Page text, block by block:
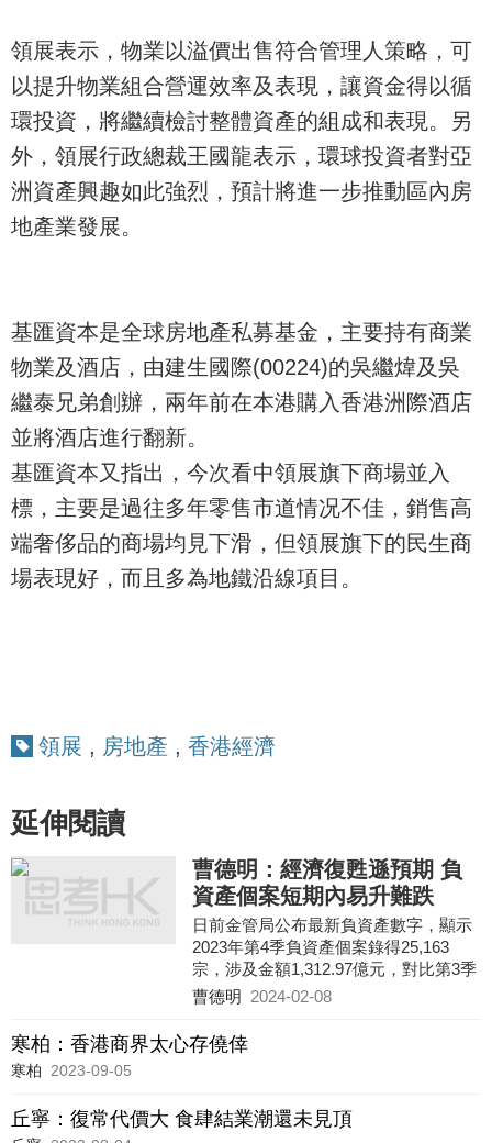
領展表示，物業以溢價出售符合管理人策略，可
以提升物業組合營運效率及表現，讓資金得以循
環投資，將繼續檢討整體資產的組成和表現。另
外，領展行政總裁王國龍表示，環球投資者對亞
洲資產興趣如此強烈，預計將進一步推動區內房
地產業發展。
基匯資本是全球房地產私募基金，主要持有商業
物業及酒店，由建生國際(00224)的吳繼煒及吳
繼泰兄弟創辦，兩年前在本港購入香港洲際酒店
並將酒店進行翻新。
基匯資本又指出，今次看中領展旗下商場並入
標，主要是過往多年零售市道情况不佳，銷售高
端奢侈品的商場均見下滑，但領展旗下的民生商
場表現好，而且多為地鐵沿線項目。
領展 , 房地產 , 香港經濟
延伸閱讀
曹德明：經濟復甦遜預期 負
資產個案短期內易升難跌
日前金管局公布最新負資產數字，顯示
2023年第4季負資產個案錄得25,163
宗，涉及金額1,312.97億元，對比第3季
錄得11,123宗及592.63億元，宗數及金
曹德明 2024-02-08
寒柏：香港商界太心存僥倖
寒柏 2023-09-05
丘寧：復常代價大 食肆結業潮還未見頂